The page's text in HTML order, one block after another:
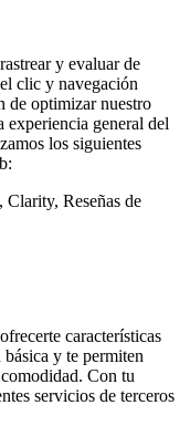
y evaluar de
clic y navegación
de optimizar nuestro
general del
los siguientes
Reseñas de
características
y te permiten
Con tu
servicios de terceros